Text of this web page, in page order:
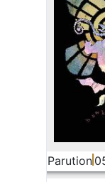
Parution